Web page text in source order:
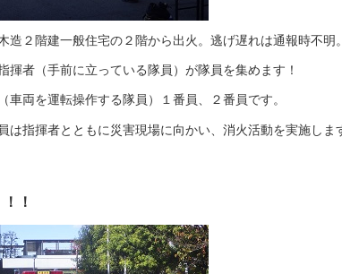
造２階建一般住宅の２階から出火。逃げ遅れは通報時不明
揮者（手前に立っている隊員）が隊員を集めます！
車両を運転操作する隊員）１番員、２番員です。
は指揮者とともに災害現場に向かい、消火活動を実施しま
！